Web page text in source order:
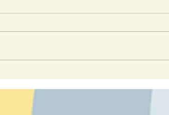
👩🏼‍🏫 VÝPRODEJ! Tištěná
ABECEDA do třídy